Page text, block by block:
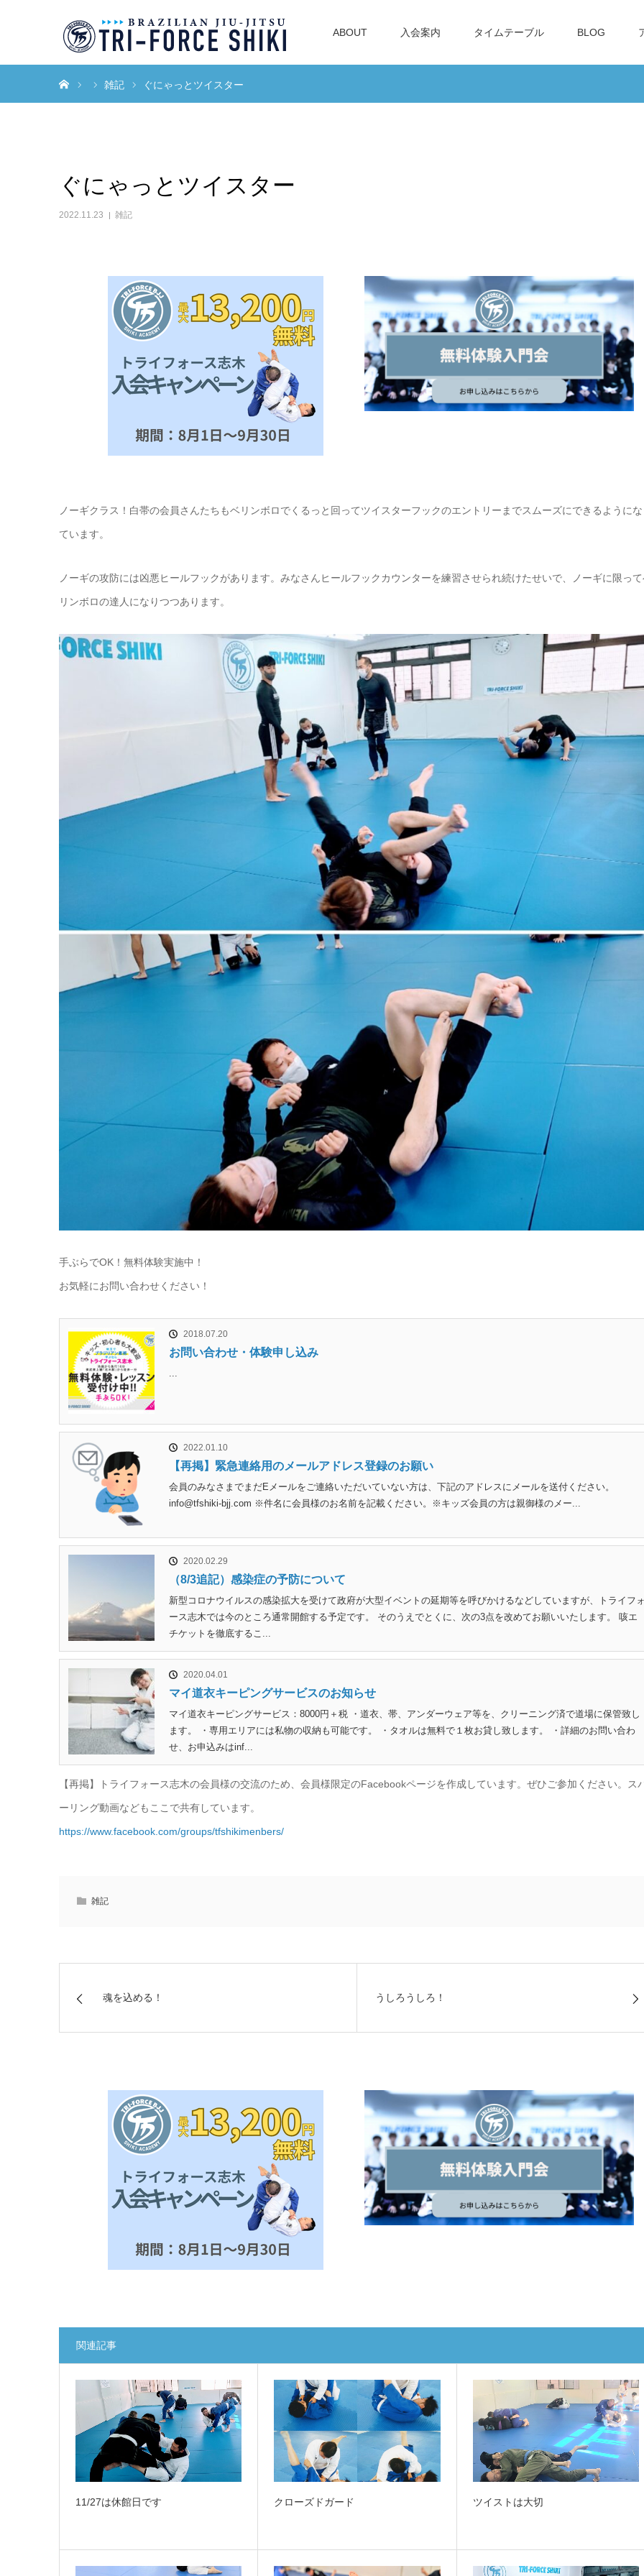
ABOUT 入会案内 タイムテーブル BLOG
雑記 ぐにゃっとツイスター
ぐにゃっとツイスター
2022.11.23 雑記
ノーギクラス！白帯の会員さんたちもベリンボロでくるっと回ってツイスターフックのエントリーまでスムーズにできるように
ています。
ノーギの攻防には凶悪ヒールフックがあります。みなさんヒールフックカウンターを練習させられ続けたせいで、ノーギに限っ
リンボロの達人になりつつあります。
手ぶらでOK！無料体験実施中！
お気軽にお問い合わせください！
2018.07.20
お問い合わせ・体験申し込み
...
2022.01.10
【再掲】緊急連絡用のメールアドレス登録のお願い
会員のみなさまでまだEメールをご連絡いただいていない方は、下記のアドレスにメールを送付ください。
info@tfshiki-bjj.com ※件名に会員様のお名前を記載ください。※キッズ会員の方は親御様のメー...
2020.02.29
（8/3追記）感染症の予防について
新型コロナウイルスの感染拡大を受けて政府が大型イベントの延期等を呼びかけるなどしていますが、トライフ
ース志木では今のところ通常開館する予定です。 そのうえでとくに、次の3点を改めてお願いいたします。 咳エ
チケットを徹底するこ...
2020.04.01
マイ道衣キーピングサービスのお知らせ
マイ道衣キーピングサービス：8000円＋税 ・道衣、帯、アンダーウェア等を、クリーニング済で道場に保管致し
ます。 ・専用エリアには私物の収納も可能です。 ・タオルは無料で１枚お貸し致します。 ・詳細のお問い合わ
せ、お申込みはinf...
【再掲】トライフォース志木の会員様の交流のため、会員様限定のFacebookページを作成しています。ぜひご参加ください。ス
ーリング動画などもここで共有しています。
https://www.facebook.com/groups/tfshikimenbers/
雑記
魂を込める！ うしろうしろ！
関連記事
11/27は休館日です クローズドガード ツイストは大切